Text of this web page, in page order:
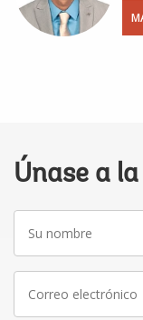
Únase a
Su
nombre
Correo
electrónico